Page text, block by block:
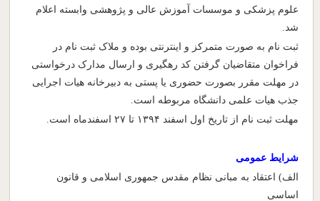
علوم پزشکی و موسسات آموزش عالی و پژوهشی وابسته اعلام
شد.
ثبت نام به صورت متمرکز و اینترنتی بوده و ملاک ثبت نام در
فراخوان متقاضیان گرفتن کد رهگیری و ارسال مدارک درخواستی
در مهلت مقرر بصورت حضوری یا پستی به دبیرخانه هیات اجرایی
جذب هیات علمی دانشگاه مربوطه است.
مهلت ثبت نام از تاریخ اول اسفند ۱۳۹۴ تا ۲۷ اسفندماه است.
شرایط عمومی
الف) اعتقاد به مبانی نظام مقدس جمهوری اسلامی و قانون
اساسی